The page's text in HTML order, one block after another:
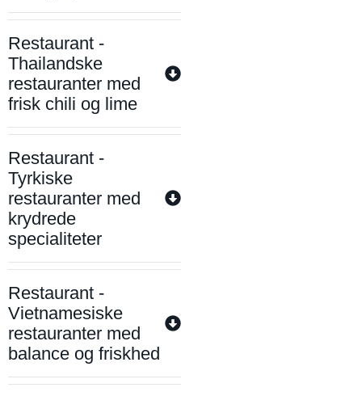
Restaurant -
Thailandske
restauranter med
frisk chili og lime
Restaurant -
Tyrkiske
restauranter med
krydrede
specialiteter
Restaurant -
Vietnamesiske
restauranter med
balance og friskhed